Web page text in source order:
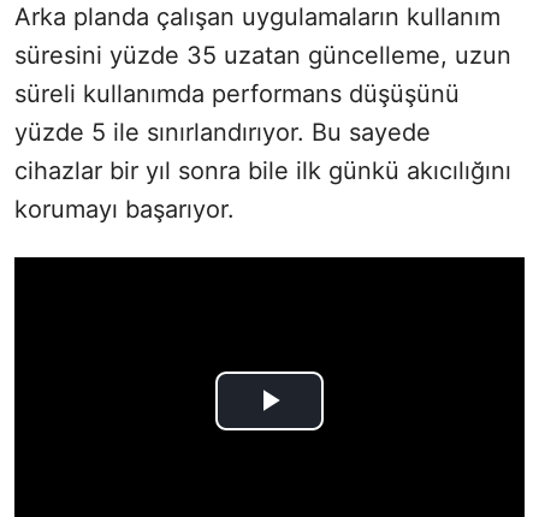
Arka planda çalışan uygulamaların kullanım
süresini yüzde 35 uzatan güncelleme, uzun
süreli kullanımda performans düşüşünü
yüzde 5 ile sınırlandırıyor. Bu sayede
cihazlar bir yıl sonra bile ilk günkü akıcılığını
korumayı başarıyor.